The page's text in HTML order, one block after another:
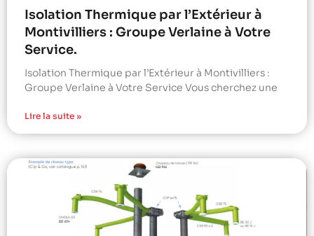
Isolation Thermique par l’Extérieur à
Montivilliers : Groupe Verlaine à Votre
Service.
Isolation Thermique par l’Extérieur à Montivilliers :
Groupe Verlaine à Votre Service Vous cherchez une
Lire la suite »